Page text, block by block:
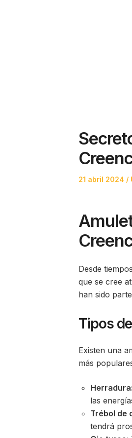
Posted
21 abril 2024
Desde
que se cree
han sido
Tipos
Existen una
más
Herradura:
las
Trébol de
tendrá